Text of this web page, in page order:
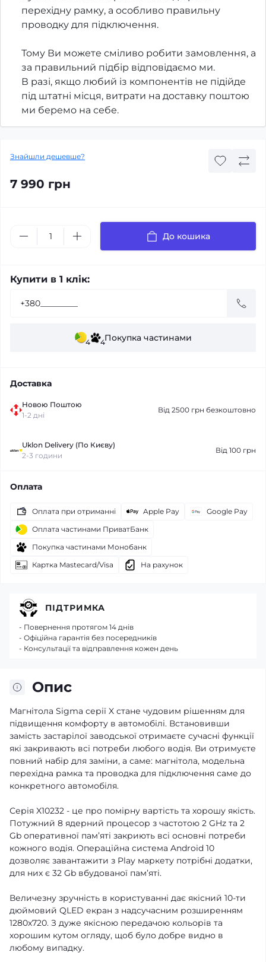
перехідну рамку, а особливо правильну
проводку для підключення.
Тому Ви можете сміливо робити замовлення, а
за правильний підбір відповідаємо ми.
В разі, якщо любий із компонентів не підійде
під штатні місця, витрати на доставку поштою
ми беремо на себе.
Знайшли дешевше?
7 990 грн
До кошика
Купити в 1 клік:
4 4Покупка частинами
Доставка
Новою Поштою
1-2 дні
Від 2500 грн безкоштовно
Uklon Delivery (По Києву)
2-3 години
Від 100 грн
Оплата
Оплата при отриманні Apple Pay
Google Pay
Оплата частинами ПриватБанк
Покупка частинами Монобанк
Картка Mastecard/Visa
На рахунок
Опис
Магнітола Sigma серії X стане чудовим рішенням для
підвищення комфорту в автомобілі. Встановивши
замість застарілої заводської отримаєте сучасні функції
які закривають всі потреби любого водія. Ви отримуєте
повний набір для заміни, а саме: магнітола, модельна
перехідна рамка та проводка для підключення саме до
конкретного автомобіля.
Серія X10232 - це про помірну вартість та хорошу якість.
Потужний 8 ядерний процесор з частотою 2 GHz та 2
Gb оперативної памʼяті закриють всі основні потреби
кожного водія. Операційна система Android 10
дозволяє завантажити з Play маркету потрібні додатки,
для них є 32 Gb вбудованої памʼяті.
Величезну зручність в користуванні дає якісний 10-ти
дюймовий QLED екран з надсучасним розширенням
1280х720. З дуже якісною передачою кольорів та
хорошим кутом огляду, щоб було добре видно в
любому випадку.
ПІДТРИМКА
- Повернення протягом 14 днів
- Офіційна гарантія без посередників
- Консультації та відправлення кожен день